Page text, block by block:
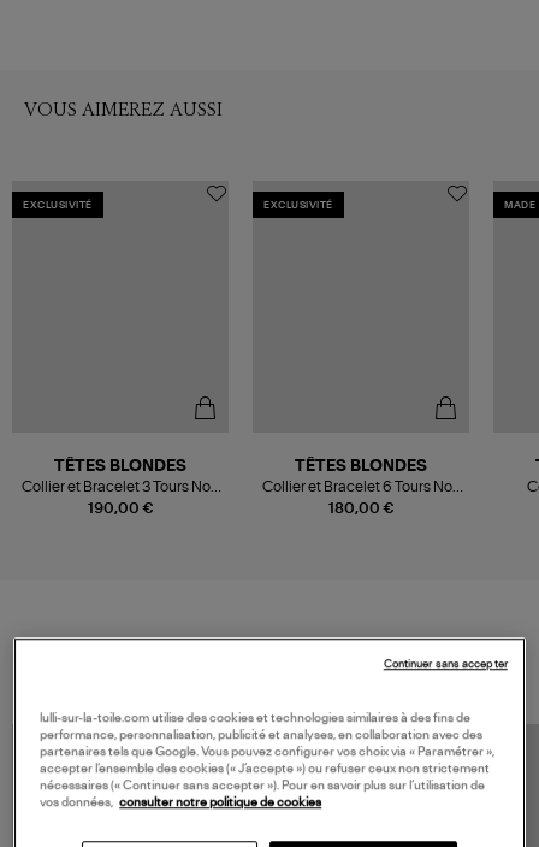
VOUS AIMEREZ AUSSI
EXCLUSIVITÉ
190,00 €
TÊTES BLONDES
Collier et Bracelet 3 Tours Noir
Mat 49cm, Exclu Lulli
EXCLUSIVITÉ
180,00 €
TÊTES BLONDES
Collier et Bracelet 6 Tours Noir
Mat 103cm, Exclu Lulli
MADE
lulli-sur-la-toile.com utilise des cookies et technologies similaires à des fins de
performance, personnalisation, publicité et analyses, en collaboration avec des
partenaires tels que Google. Vous pouvez configurer vos choix via « Paramétrer »,
accepter l’ensemble des cookies (« J’accepte ») ou refuser ceux non strictement
nécessaires (« Continuer sans accepter »). Pour en savoir plus sur l’utilisation de
vos données, consulter notre politique de cookies
Continuer sans accepter